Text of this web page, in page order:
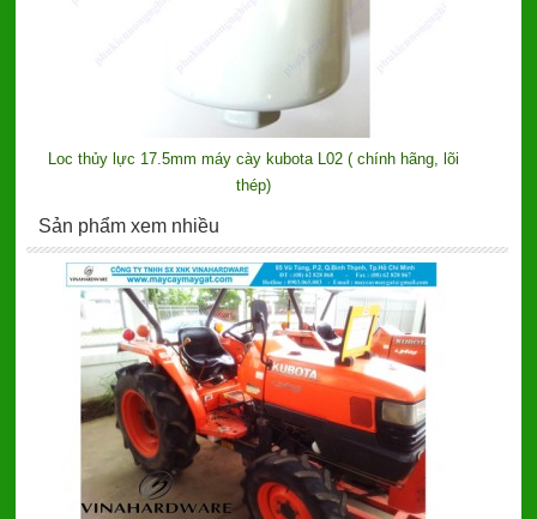
Loc thủy lực 17.5mm máy cày kubota L02 ( chính hãng, lõi
thép)
Sản phẩm xem nhiều